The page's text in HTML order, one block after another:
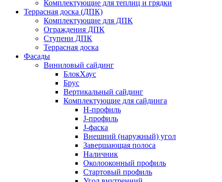
Комплектующие для теплиц и грядки
Террасная доска (ДПК)
Комплектующие для ДПК
Ограждения ДПК
Ступени ДПК
Террасная доска
Фасады
Виниловый сайдинг
БлокХаус
Брус
Вертикальный сайдинг
Комплектующие для сайдинга
H-профиль
J-профиль
J-фаска
Внешний (наружный) угол
Завершающая полоса
Наличник
Околооконный профиль
Стартовый профиль